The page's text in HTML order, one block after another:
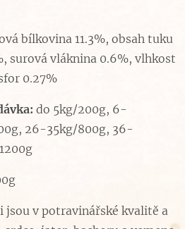
bílkovina 11.3%, obsah tuku
surová vláknina 0.6%, vlhkost
0.27%
do 5kg/200g, 6-
26-35kg/800g, 36-
jsou v potravinářské kvalitě a